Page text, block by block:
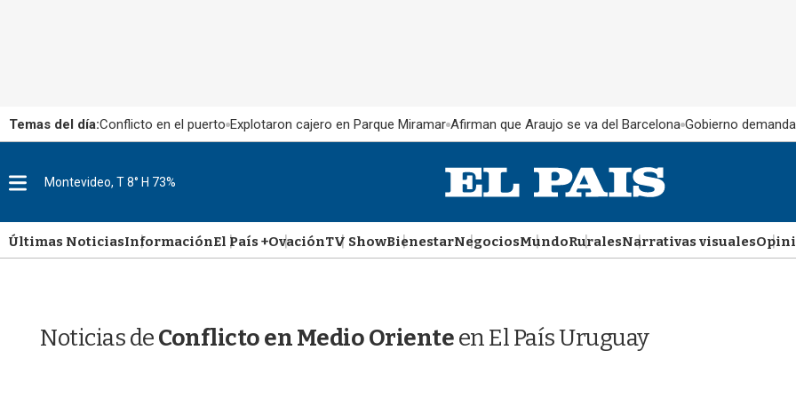
Temas del día:Conflicto en el puerto Explotaron cajero en Parque Miramar Afirman que Araujo se va del Barcelona Gobierno
M
u
Montevideo, T 8° H 73%
Últimas NoticiasInformaciónEl País +OvaciónTV ShowBienestarNegociosMundoRuralesNarrativas visuales
Noticias deConflicto en Medio Orienteen El País Uruguay